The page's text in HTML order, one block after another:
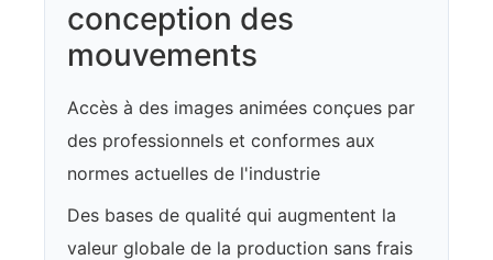
conception des
mouvements
Accès à des images animées conçues par
des professionnels et conformes aux
normes actuelles de l'industrie
Des bases de qualité qui augmentent la
valeur globale de la production sans frais